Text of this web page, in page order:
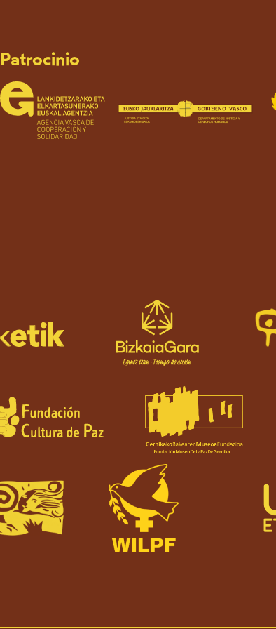
Patrocinio